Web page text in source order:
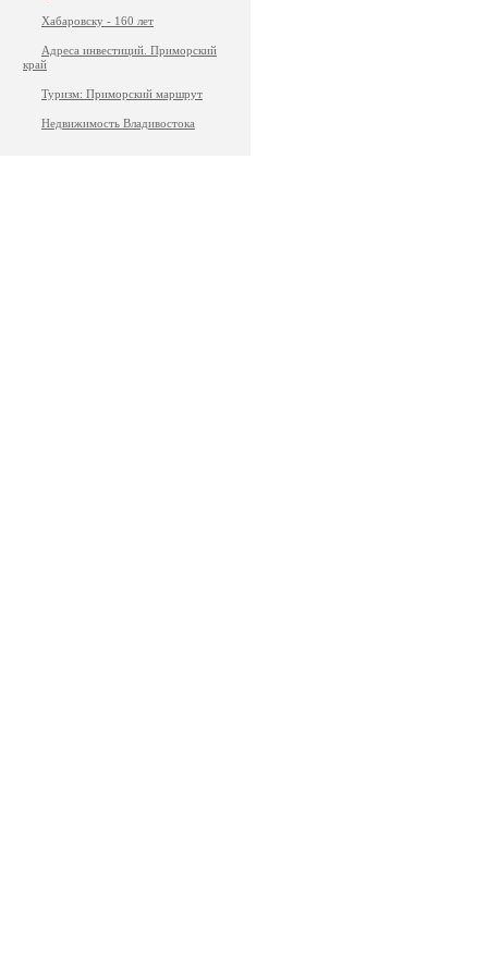
Хабаровску - 160 лет
Адреса инвестиций. Приморский
край
Туризм: Приморский маршрут
Недвижимость Владивостока